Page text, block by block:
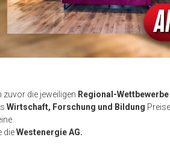
die jeweiligen Regional-
Wirtschaft, Forschung und Bildung
dieWestenergie AG.